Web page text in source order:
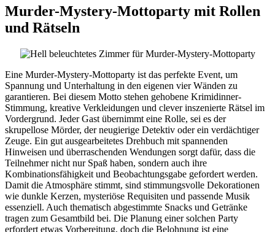
Murder-Mystery-Mottoparty mit Rollen
und Rätseln
Eine Murder-Mystery-Mottoparty ist das perfekte Event, um
Spannung und Unterhaltung in den eigenen vier Wänden zu
garantieren. Bei diesem Motto stehen gehobene Krimidinner-
Stimmung, kreative Verkleidungen und clever inszenierte Rätsel im
Vordergrund. Jeder Gast übernimmt eine Rolle, sei es der
skrupellose Mörder, der neugierige Detektiv oder ein verdächtiger
Zeuge. Ein gut ausgearbeitetes Drehbuch mit spannenden
Hinweisen und überraschenden Wendungen sorgt dafür, dass die
Teilnehmer nicht nur Spaß haben, sondern auch ihre
Kombinationsfähigkeit und Beobachtungsgabe gefordert werden.
Damit die Atmosphäre stimmt, sind stimmungsvolle Dekorationen
wie dunkle Kerzen, mysteriöse Requisiten und passende Musik
essenziell. Auch thematisch abgestimmte Snacks und Getränke
tragen zum Gesamtbild bei. Die Planung einer solchen Party
erfordert etwas Vorbereitung, doch die Belohnung ist eine